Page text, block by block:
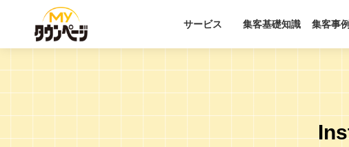
サービス 集客基礎知識 集客事